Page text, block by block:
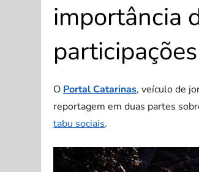
importância
O Portal Catarinas, veículo de
reportagem em duas partes
tabu sociais.